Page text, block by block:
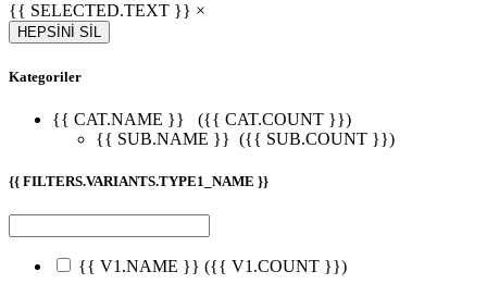
{{ SELECTED.TEXT }} ×
HEPSİNİ SİL
Kategoriler
{{ CAT.NAME }}
({{ CAT.COUNT }})
{{ SUB.NAME }} ({{ SUB.COUNT }})
{{ FILTERS.VARIANTS.TYPE1_NAME }}
{{ V1.NAME }} ({{ V1.COUNT }})